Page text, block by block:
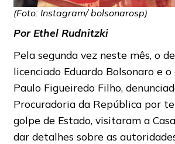
(Foto: Instagram/ bolsonarosp)
Por Ethel Rudnitzki
Pela segunda vez neste mês, o
licenciado Eduardo Bolsonaro e
Paulo Figueiredo Filho,
Procuradoria da República por
golpe de Estado, visitaram a
dar detalhes sobre as